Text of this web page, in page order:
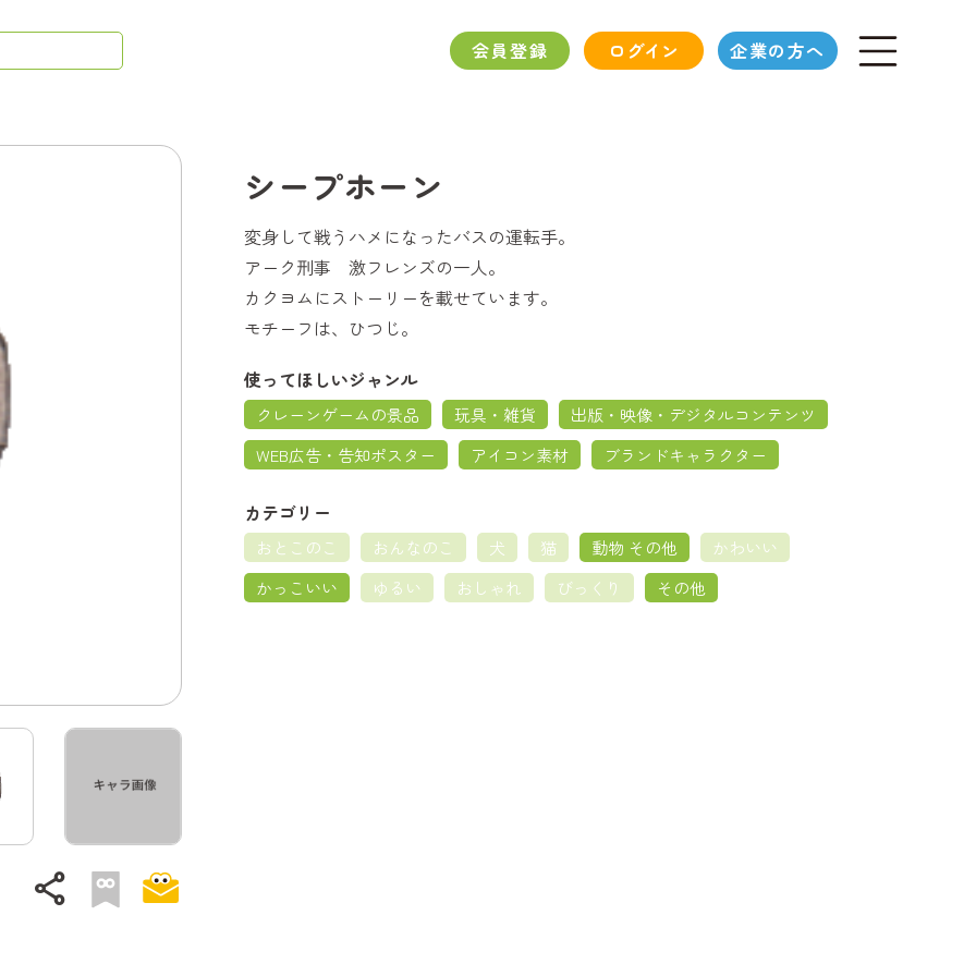
会員登録 ログイン 企業の方へ
share
シープホーン
変身して戦うハメになったバスの運転手。
アーク刑事 激フレンズの一人。
カクヨムにストーリーを載せています。
モチーフは、ひつじ。
使ってほしいジャンル
クレーンゲームの景品 玩具・雑貨
出版・映像・デジタルコンテンツ
WEB広告・告知ポスター
アイコン素材 ブランドキャラクター
カテゴリー
おとこのこ おんなのこ 犬 猫 動物 その他
かわいい
かっこいい
ゆるい おしゃれ びっくり その他